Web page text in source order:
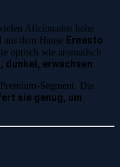
Aficionados hohe
aus dem Hause Ernesto
optisch wie aromatisch
dunkel, erwachsen.
Segment. Die
sie genug, um